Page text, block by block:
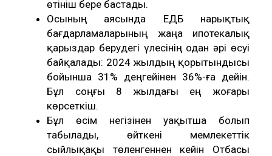
өтініш бере бастады.
Осының аясында ЕДБ нарықтық
бағдарламаларының жаңа ипотекалық
қарыздар берудегі үлесінің одан әрі өсуі
байқалады: 2024 жылдың қорытындысы
бойынша 31% деңгейінен 36%-ға дейін.
Бұл соңғы 8 жылдағы ең жоғары
көрсеткіш.
Бұл өсім негізінен уақытша болып
табылады, өйткені мемлекеттік
сыйлықақы төленгеннен кейін Отбасы